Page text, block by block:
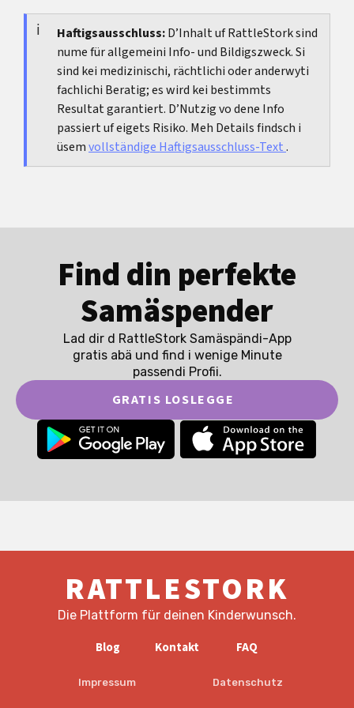
wieder öppis Eifachs wotsch, isch e reini
Gestagenmethode oft dr passendere
Gsprächstpunkt.
Notfallverhütig sinnvoll isch und weli Frist no
gilt. Je nach Situation chan dr Iistieg überPille
danachsinnvoll sii, bsunders wenn du d Lag no
nöd sicher iihorde channt.
Haftigsausschluss:D’Inhalt uf RattleStork sind
nume für allgemeini Info- und Bildigszweck. Si
sind kei medizinischi, rächtlichi oder anderwyti
fachlichi Beratig; es wird kei bestimmts
Resultat garantiert. D’Nutzig vo dene Info
passiert uf eigets Risiko. Meh Details findsch i
üsemvollständige Haftigsausschluss-Text.
Find din perfekte
Samäspender
Lad dir d RattleStork Samäspändi-App
gratis abä und find i wenige Minute
passendi Profii.
GRATIS LOSLEGGE
RATTLESTORK
Die Plattform für deinen Kinderwunsch.
Blog Kontakt FAQ
Impressum Datenschutz